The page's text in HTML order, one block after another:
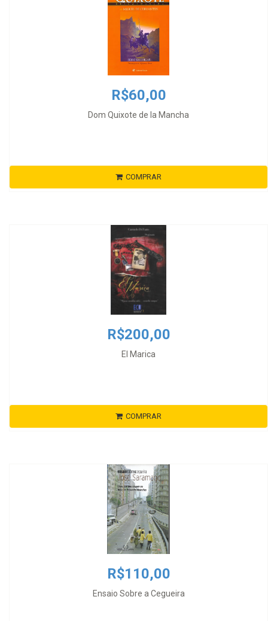
R$60,00
Dom Quixote de la Mancha
COMPRAR
R$200,00
El Marica
COMPRAR
R$110,00
Ensaio Sobre a Cegueira